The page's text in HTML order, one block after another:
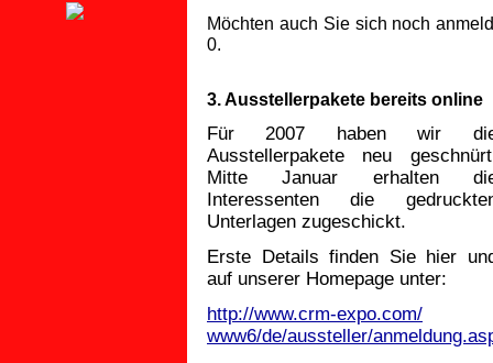
Möchten auch Sie sich noch
0.
3. Ausstellerpakete bereits online
Für 2007 haben wir
Ausstellerpakete neu
Mitte Januar erhalten
Interessenten die
Unterlagen zugeschickt.
Erste Details finden Sie hier
auf unserer Homepage unter:
http://www.crm-expo.com/
www6/de/aussteller/